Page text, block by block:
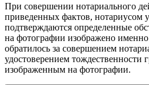
При совершении нотариального
приведенных фактов, нотариусом
подтверждаются определенные
на фотографии изображено
обратилось за совершением
удостоверением тождественности
изображенным на фотографии.